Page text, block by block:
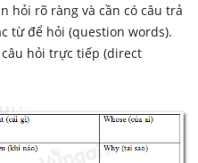
hỏi rõ ràng và cần có câu trả
từ để hỏi (question words).
hỏi trực tiếp (direct